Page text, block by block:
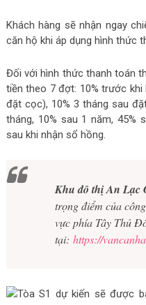
Khách hàng sẽ nhận ngay
căn hộ khi áp dụng hình thức
Đối với hình thức thanh toán
tiền theo 7 đợt: 10% trước
đặt cọc), 10% 3 tháng sau
tháng, 10% sau 1 năm, 45%
sau khi nhận sổ hồng.
Khu đô thị An Lạc
trọng điểm của
vực phía Tây Thủ
tại: https://